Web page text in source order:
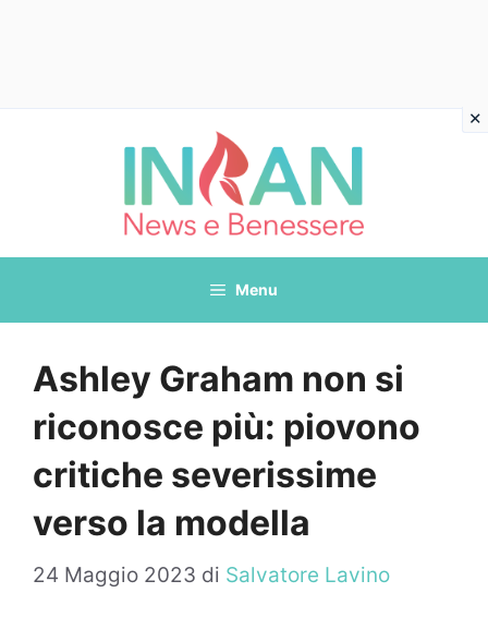
Menu
Ashley Graham non si
riconosce più: piovono
critiche severissime
verso la modella
24 Maggio 2023 di Salvatore Lavino